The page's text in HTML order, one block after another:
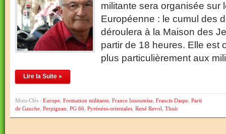
militante sera organisée sur
Européenne : le cumul des
déroulera à la Maison des
partir de 18 heures. Elle est
plus particulièrement aux
Lire la Suite »
Mots-Clés : Europe Formation militante France Insoumise Francis Daspe Parti
de Gauche Perpignan PG 66 Pyrénées-orientales René Revol Thuir